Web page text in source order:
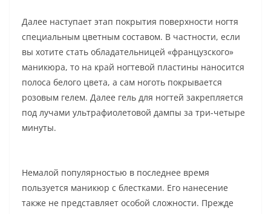
Далее наступает этап покрытия поверхности ногтя
специальным цветным составом. В частности, если
вы хотите стать обладательницей «французского»
маникюра, то на край ногтевой пластины наносится
полоса белого цвета, а сам ноготь покрывается
розовым гелем. Далее гель для ногтей закрепляется
под лучами ультрафиолетовой дампы за три-четыре
минуты.
Немалой популярностью в последнее время
пользуется маникюр с блестками. Его нанесение
также не представляет особой сложности. Прежде